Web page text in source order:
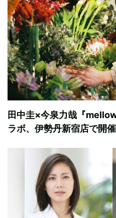
田中圭×今泉力哉『
ラボ、伊勢丹新宿店で開催